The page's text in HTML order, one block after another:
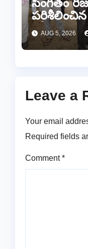
సింగీతం
రవీందర్ రెడ్డి
AUG 5, 2026
Leave a
Your email
Required fields
Comment*